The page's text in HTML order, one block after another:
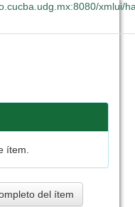
xmlui/
ítem.
del ítem